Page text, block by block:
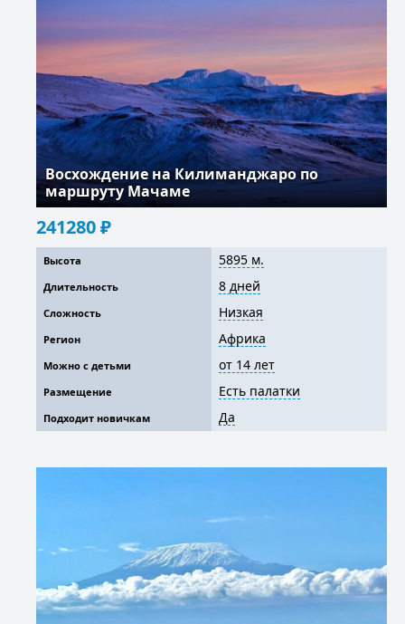
Восхождение на Килиманджаро по
маршруту Мачаме
241280₽
Высота 5895 м.
Длительность 8 дней
Сложность Низкая
Регион Африка
Можно с детьми от 14 лет
Размещение Есть палатки
Подходит новичкам Да